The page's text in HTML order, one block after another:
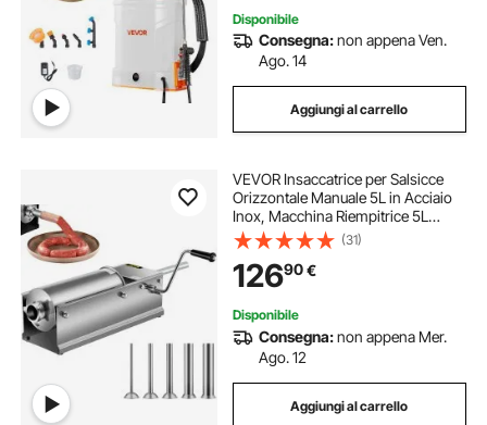
Disponibile
Consegna:non appena Ven.
Ago. 14
Aggiungi al carrello
VEVOR Insaccatrice per Salsicce
Orizzontale Manuale 5L in Acciaio
Inox, Macchina Riempitrice 5L
Orizzontale per Salsiccia Salumi da
Tavolo Manuale Uso Commerciale
Casalingo, Riempitrice di Salsicce
(31)
12690€
Disponibile
Consegna:non appena Mer.
Ago. 12
Aggiungi al carrello